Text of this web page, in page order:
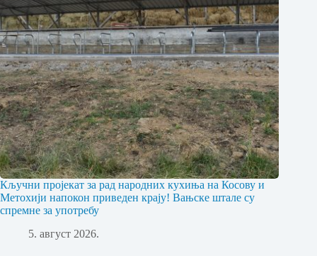
Кључни пројекат за рад народних кухиња на Косову и
Метохији напокон приведен крају! Вањске штале су
спремне за употребу
5. август 2026.